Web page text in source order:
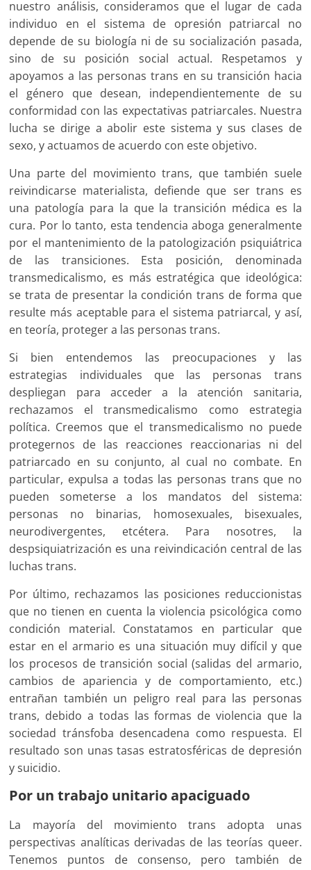
nuestro análisis, consideramos que el lugar de cada
individuo en el sistema de opresión patriarcal no
depende de su biología ni de su socialización pasada,
sino de su posición social actual. Respetamos y
apoyamos a las personas trans en su transición hacia
el género que desean, independientemente de su
conformidad con las expectativas patriarcales. Nuestra
lucha se dirige a abolir este sistema y sus clases de
sexo, y actuamos de acuerdo con este objetivo.
Una parte del movimiento trans, que también suele
reivindicarse materialista, defiende que ser trans es
una patología para la que la transición médica es la
cura. Por lo tanto, esta tendencia aboga generalmente
por el mantenimiento de la patologización psiquiátrica
de las transiciones. Esta posición, denominada
transmedicalismo, es más estratégica que ideológica:
se trata de presentar la condición trans de forma que
resulte más aceptable para el sistema patriarcal, y así,
en teoría, proteger a las personas trans.
Si bien entendemos las preocupaciones y las
estrategias individuales que las personas trans
despliegan para acceder a la atención sanitaria,
rechazamos el transmedicalismo como estrategia
política. Creemos que el transmedicalismo no puede
protegernos de las reacciones reaccionarias ni del
patriarcado en su conjunto, al cual no combate. En
particular, expulsa a todas las personas trans que no
pueden someterse a los mandatos del sistema:
personas no binarias, homosexuales, bisexuales,
neurodivergentes, etcétera. Para nosotres, la
despsiquiatrización es una reivindicación central de las
luchas trans.
Por último, rechazamos las posiciones reduccionistas
que no tienen en cuenta la violencia psicológica como
condición material. Constatamos en particular que
estar en el armario es una situación muy difícil y que
los procesos de transición social (salidas del armario,
cambios de apariencia y de comportamiento, etc.)
entrañan también un peligro real para las personas
trans, debido a todas las formas de violencia que la
sociedad tránsfoba desencadena como respuesta. El
resultado son unas tasas estratosféricas de depresión
y suicidio.
Por un trabajo unitario apaciguado
La mayoría del movimiento trans adopta unas
perspectivas analíticas derivadas de las teorías queer.
Tenemos puntos de consenso, pero también de